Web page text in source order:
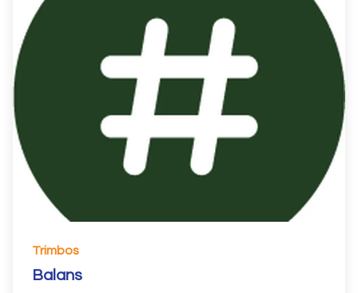
Trimbos
Balans